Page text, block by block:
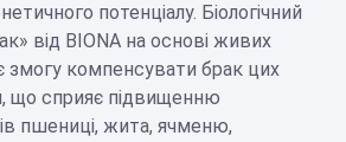
потенціалу. Біологічний
від BIONA на основі живих
змогу компенсувати брак цих
що сприяє підвищенню
пшениці, жита, ячменю,